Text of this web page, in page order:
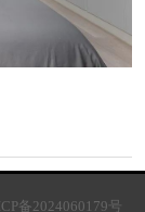
备2024060179号